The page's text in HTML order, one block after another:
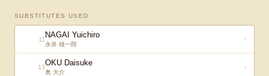
SUBSTITUTES USED
11 NAGAI Yuichiro
永井 雄一郎
↑
13OKU Daisuke
奥 大介
↑